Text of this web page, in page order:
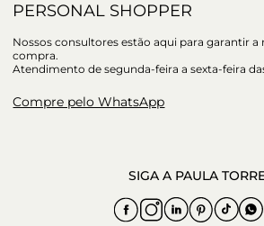
PERSONAL SHOPPER
Nossos consultores estão aqui para garantir a
compra.
Atendimento de segunda-feira a sexta-feira
Compre pelo WhatsApp